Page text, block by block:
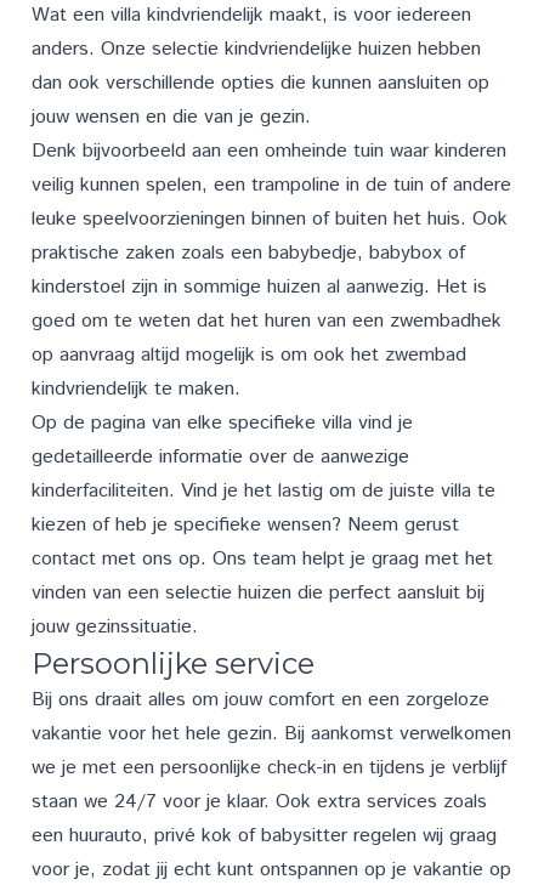
Wat een villa kindvriendelijk maakt, is voor iedereen
anders. Onze selectie kindvriendelijke huizen hebben
dan ook verschillende opties die kunnen aansluiten op
jouw wensen en die van je gezin.
Denk bijvoorbeeld aan een omheinde tuin waar kinderen
veilig kunnen spelen, een trampoline in de tuin of andere
leuke speelvoorzieningen binnen of buiten het huis. Ook
praktische zaken zoals een babybedje, babybox of
kinderstoel zijn in sommige huizen al aanwezig. Het is
goed om te weten dat het huren van een zwembadhek
op aanvraag altijd mogelijk is om ook het zwembad
kindvriendelijk te maken.
Op de pagina van elke specifieke villa vind je
gedetailleerde informatie over de aanwezige
kinderfaciliteiten. Vind je het lastig om de juiste villa te
kiezen of heb je specifieke wensen? Neem gerust
contact met ons op. Ons team helpt je graag met het
vinden van een selectie huizen die perfect aansluit bij
jouw gezinssituatie.
Persoonlijke service
Bij ons draait alles om jouw comfort en een zorgeloze
vakantie voor het hele gezin. Bij aankomst verwelkomen
we je met een persoonlijke check-in en tijdens je verblijf
staan we 24/7 voor je klaar. Ook extra services zoals
een huurauto, privé kok of babysitter regelen wij graag
voor je, zodat jij echt kunt ontspannen op je vakantie op